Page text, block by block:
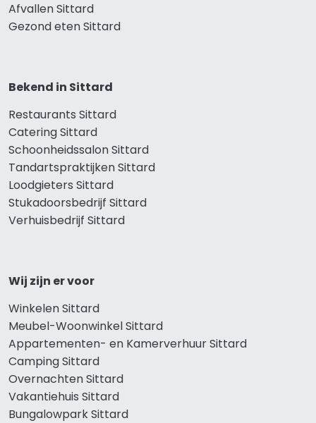
Afvallen Sittard
Gezond eten Sittard
Bekend in Sittard
Restaurants Sittard
Catering Sittard
Schoonheidssalon Sittard
Tandartspraktijken Sittard
Loodgieters Sittard
Stukadoorsbedrijf Sittard
Verhuisbedrijf Sittard
Wij zijn er voor
Winkelen Sittard
Meubel-Woonwinkel Sittard
Appartementen- en Kamerverhuur Sittard
Camping Sittard
Overnachten Sittard
Vakantiehuis Sittard
Bungalowpark Sittard